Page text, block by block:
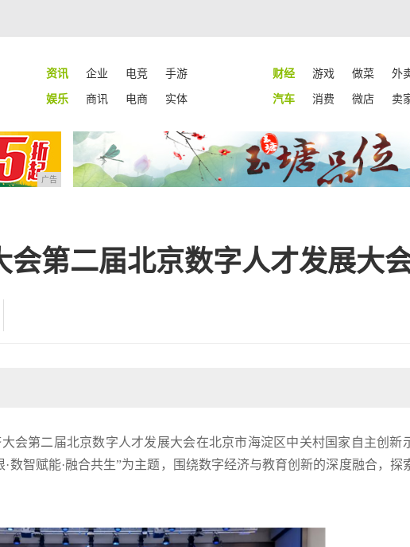
资讯 企业 电竞 手游 财经 游戏 做菜
外
娱乐
商讯 电商 实体 汽车 消费 微店 卖
广告
会第二届北京数字人才发展大
会第二届北京数字人才发展大会在北京市海淀区中关村国家自主创新
数智赋能·融合共生”为主题，围绕数字经济与教育创新的深度融合，探